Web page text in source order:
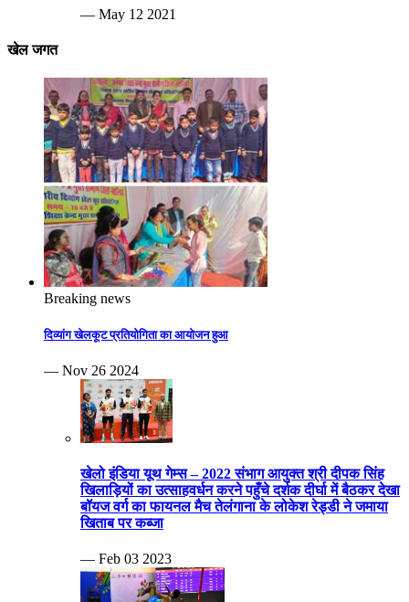
— May 12 2021
खेल जगत
Breaking news
दिव्यांग खेलकूट प्रतियोगिता का आयोजन हुआ
— Nov 26 2024
खेलो इंडिया यूथ गेम्स – 2022 संभाग आयुक्त श्री दीपक सिंह
खिलाड़ियों का उत्साहवर्धन करने पहुँचे दर्शक दीर्घा में बैठकर देखा
बॉयज वर्ग का फायनल मैच तेलंगाना के लोकेश रेड्डी ने जमाया
खिताब पर कब्जा
— Feb 03 2023